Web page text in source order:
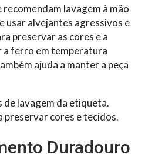
lavagem à mão
usar alvejantes agressivos e
preservar as cores e a
ferro em temperatura
ajuda a manter a peça
de lavagem da etiqueta.
preservar cores e tecidos.
Duradouro